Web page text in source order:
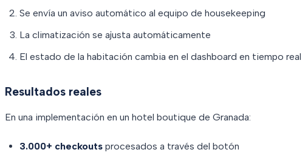
Se envía un aviso automático al equipo de housekeeping
La climatización se ajusta automáticamente
El estado de la habitación cambia en el dashboard en tiempo real
Resultados reales
En una implementación en un hotel boutique de Granada:
3.000+ checkouts procesados a través del botón